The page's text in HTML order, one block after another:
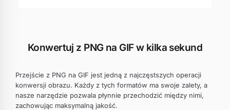
Konwertuj z PNG na GIF w kilka sekund
Przejście z PNG na GIF jest jedną z najczęstszych operacji
konwersji obrazu. Każdy z tych formatów ma swoje zalety, a
nasze narzędzie pozwala płynnie przechodzić między nimi,
zachowując maksymalną jakość.